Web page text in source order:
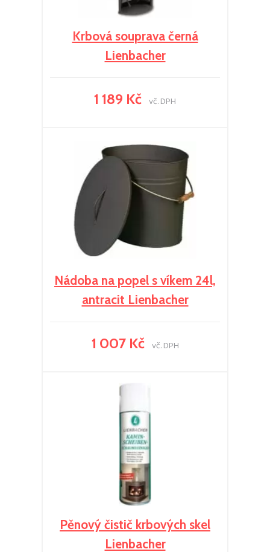
Krbová souprava černá
Lienbacher
1 189 Kč vč. DPH
Nádoba na popel s víkem 24l,
antracit Lienbacher
1 007 Kč vč. DPH
Pěnový čistič krbových skel
Lienbacher